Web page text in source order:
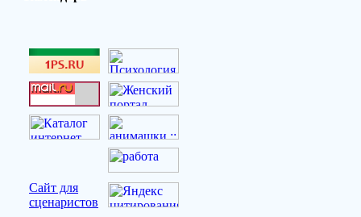
Сайт для
сценаристов